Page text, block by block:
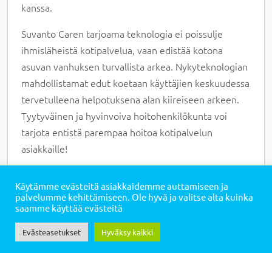
kanssa.
Suvanto Caren tarjoama teknologia ei poissulje
ihmisläheistä kotipalvelua, vaan edistää kotona
asuvan vanhuksen turvallista arkea. Nykyteknologian
mahdollistamat edut koetaan käyttäjien keskuudessa
tervetulleena helpotuksena alan kiireiseen arkeen.
Tyytyväinen ja hyvinvoiva hoitohenkilökunta voi
tarjota entistä parempaa hoitoa kotipalvelun
asiakkaille!
Soita asiantuntijalle
Lähetä viesti asiantuntijalle
Käytämme evästeitä asiakkaidemme auttamiseen ja
palvelumme kehittämiseen. Ole hyvä ja valitse alta kuinka
saamme käyttää evästeitä
Evästeasetukset Hyväksy kaikki